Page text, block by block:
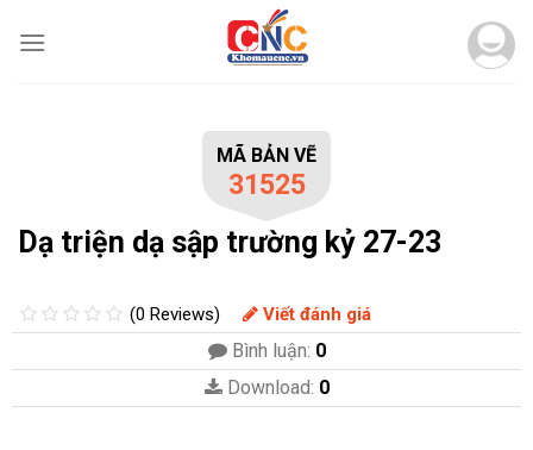
MÃ BẢN VẼ
31525
Dạ triện dạ sập trường kỷ 27-23
(0 Reviews) Viết đánh giá
Bình luận: 0
Download: 0